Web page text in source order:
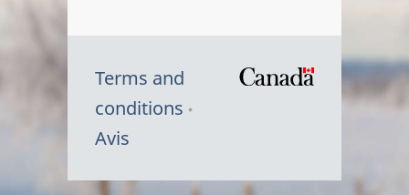
Terms and
conditions
Avis
Symbole